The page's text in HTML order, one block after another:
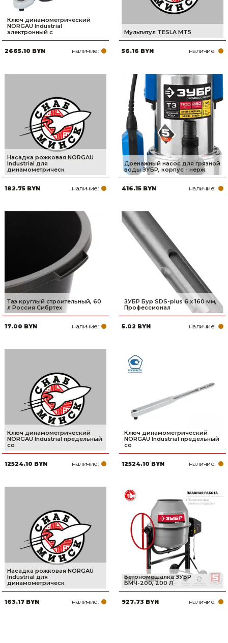
Ключ динамометрический
NORGAU Industrial
электронный с
2665.10 BYN наличие:
Мультитул TESLA MT5
56.16 BYN наличие:
Насадка рожковая NORGAU
Industrial для
динамометрическ
182.75 BYN наличие:
Дренажный насос для грязной
воды ЗУБР, корпус - нерж.
416.15 BYN наличие:
Таз круглый строительный, 60
л Россия Сибртех
17.00 BYN наличие:
ЗУБР Бур SDS-plus 6 x 160 мм,
Профессионал
5.02 BYN наличие:
Ключ динамометрический
NORGAU Industrial предельный
со
12524.10 BYN наличие:
Ключ динамометрический
NORGAU Industrial предельный
со
12524.10 BYN наличие:
Насадка рожковая NORGAU
Industrial для
динамометрическ
163.17 BYN наличие:
Бетономешалка ЗУБР
БМЧ-200, 200 Л
927.73 BYN наличие: